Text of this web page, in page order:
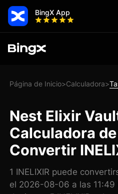
BingX App
Página de Inicio>Calculadora>
Nest Elixir
Calculadora
Convertir
1 INELIXIR puede
el 2026-08-06 a las 11:49